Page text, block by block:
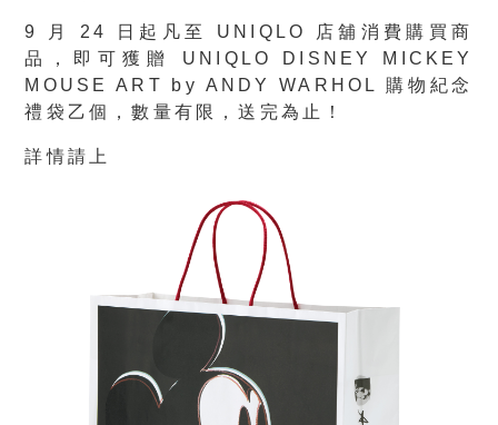
9 月 24 日起凡至 UNIQLO 店舖消費購買商
品，即可獲贈 UNIQLO DISNEY MICKEY
MOUSE ART by ANDY WARHOL 購物紀念
禮袋乙個，數量有限，送完為止！
詳情請上